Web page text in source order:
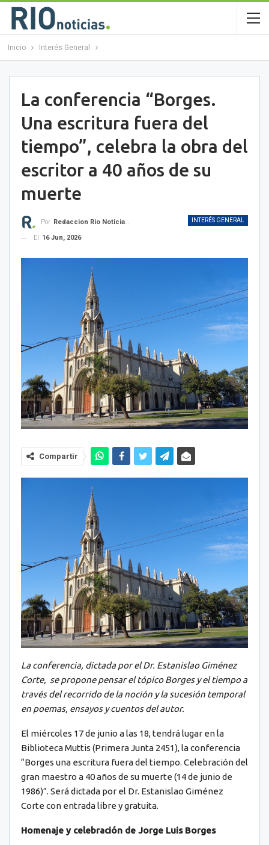
Inicio Interés General
La conferencia “Borges.
Una escritura fuera del
tiempo”, celebra la obra del
escritor a 40 años de su
muerte
INTERÉS GENERAL
Por Redaccion Rio Noticias OK
El
16 Jun, 2026
Compartir
La conferencia, dictada por el Dr. Estanislao Giménez
Corte, se propone pensar el tópico Borges y el tiempo a
través del recorrido de la noción y la sucesión temporal
en poemas, ensayos y cuentos del autor.
El miércoles 17 de junio a las 18, tendrá lugar en la
Biblioteca Muttis (Primera Junta 2451), la conferencia
“Borges una escritura fuera del tiempo. Celebración del
gran maestro a 40 años de su muerte (14 de junio de
1986)”. Será dictada por el Dr. Estanislao Giménez
Corte con entrada libre y gratuita.
Homenaje y celebración de Jorge Luis Borges